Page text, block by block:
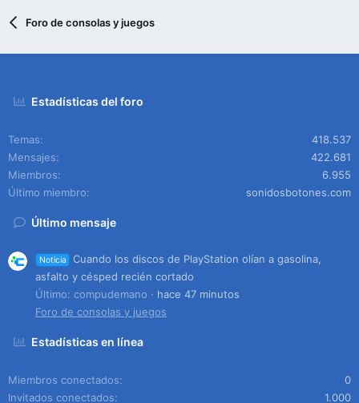
Foro de consolas y juegos
Estadísticas del foro
Temas
418.537
Mensajes
422.681
Miembros
6.955
Último miembro
sonidosbotones.com
Último mensaje
Noticia
Cuando los discos de PlayStation olían a gasolina,
asfalto y césped recién cortado
Último: compudemano
hace 47 minutos
Foro de consolas y juegos
Estadísticas en línea
Miembros conectados
0
Invitados conectados
1.000